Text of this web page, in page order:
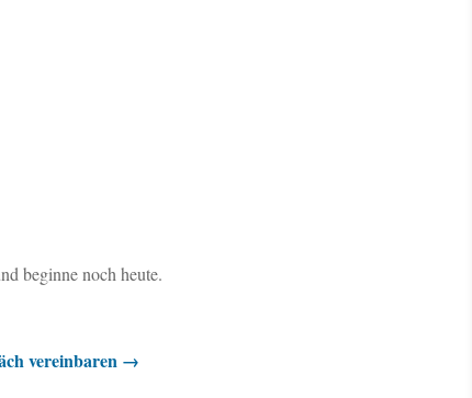
beginne noch heute.
vereinbaren →